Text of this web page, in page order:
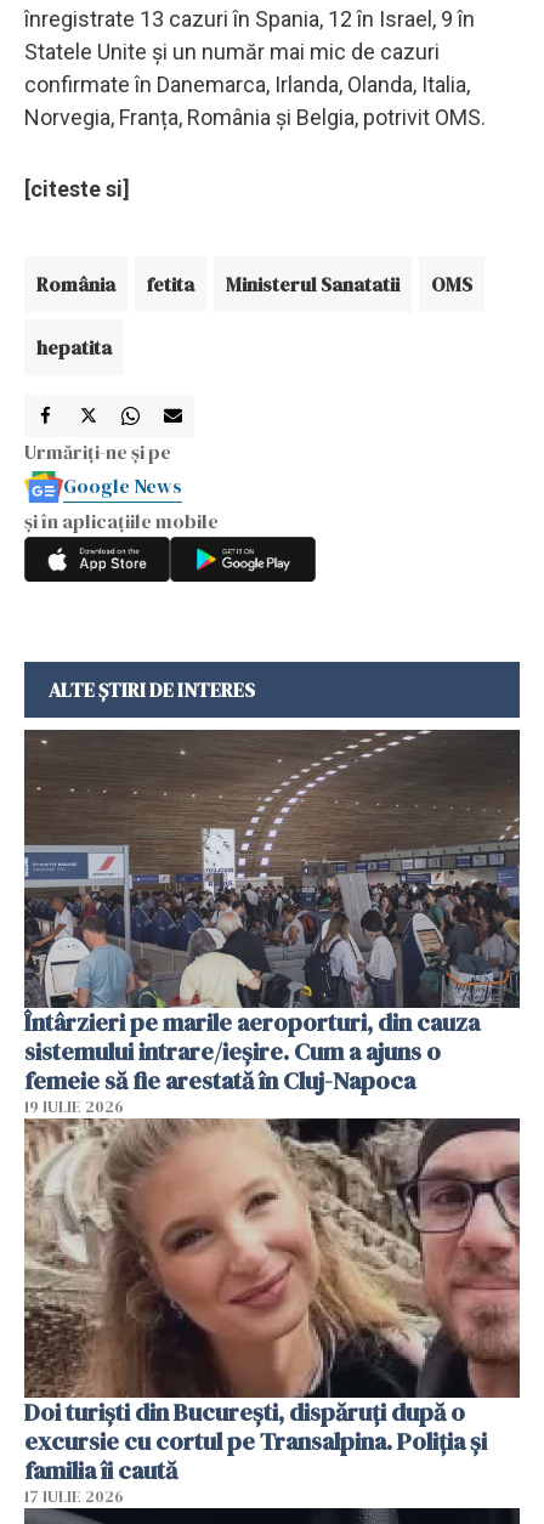
înregistrate 13 cazuri în Spania, 12 în Israel, 9 în
Statele Unite și un număr mai mic de cazuri
confirmate în Danemarca, Irlanda, Olanda, Italia,
Norvegia, Franța, România și Belgia, potrivit OMS.
[citeste si]
România fetita Ministerul Sanatatii OMS
hepatita
Urmăriți-ne și pe
Google News
și în aplicațiile mobile
ALTE ȘTIRI DE INTERES
Întârzieri pe marile aeroporturi, din cauza
sistemului intrare/ieșire. Cum a ajuns o
femeie să fie arestată în Cluj-Napoca
19 IULIE 2026
Doi turiști din București, dispăruți după o
excursie cu cortul pe Transalpina. Poliția și
familia îi caută
17 IULIE 2026